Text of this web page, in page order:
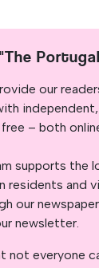
Portugal
our
– both
supports the
residents and
our
newsletter.
not everyone